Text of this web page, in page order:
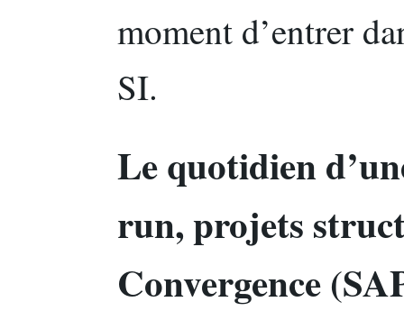
moment d’entrer
SI.
Le quotidien
run, projets
Convergence